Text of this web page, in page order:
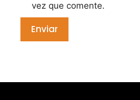
vez que comente.